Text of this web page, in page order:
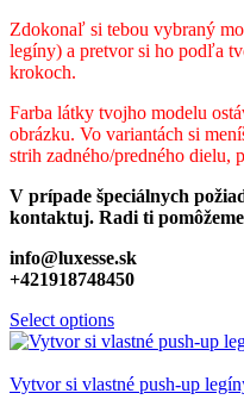
Zdokonaľ si tebou vybraný
legíny) a pretvor si ho podľa
krokoch.
Farba látky tvojho modelu
obrázku. Vo variantách si
strih zadného/predného dielu,
V prípade špeciálnych
kontaktuj. Radi ti
info@luxesse.sk
+421918748450
Select options
Vytvor si vlastné push-up